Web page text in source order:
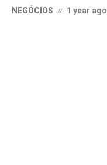
NEGÓCIOS 1 year ago